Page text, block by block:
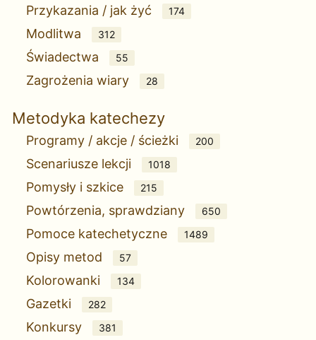
Przykazania / jak żyć 174
Modlitwa 312
Świadectwa 55
Zagrożenia wiary 28
Metodyka katechezy
Programy / akcje / ścieżki 200
Scenariusze lekcji 1018
Pomysły i szkice 215
Powtórzenia, sprawdziany 650
Pomoce katechetyczne 1489
Opisy metod 57
Kolorowanki 134
Gazetki 282
Konkursy 381